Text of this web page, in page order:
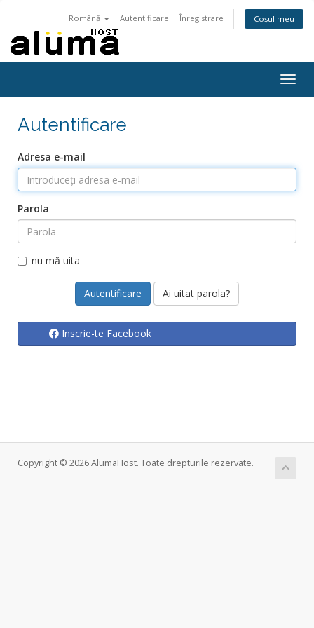
Română Autentificare Înregistrare Coșul meu
Autentificare
Adresa e-mail
Parola
nu mă uita
Ai uitat parola?
Inscrie-te Facebook
Copyright © 2026 AlumaHost. Toate drepturile rezervate.